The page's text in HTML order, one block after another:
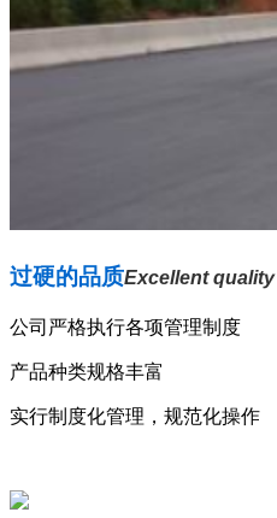
过硬的品质Excellent quality
公司严格执行各项管理制度
产品种类规格丰富
实行制度化管理，规范化操作